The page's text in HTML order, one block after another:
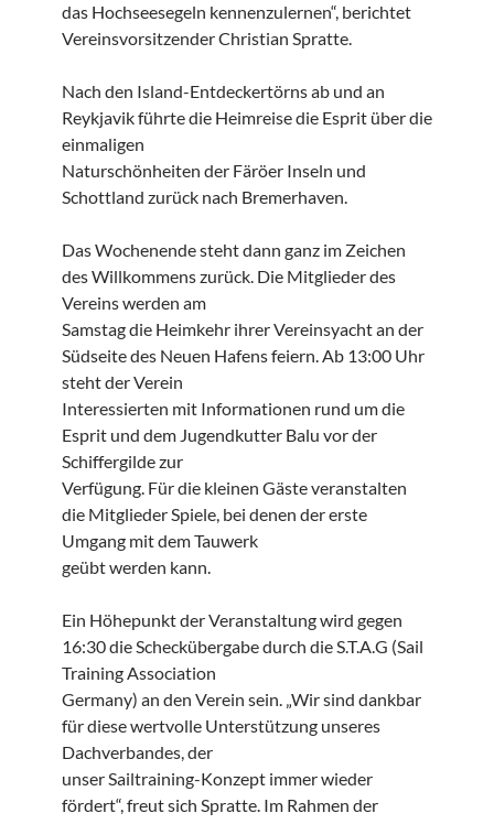
das Hochseesegeln kennenzulernen“, berichtet
Vereinsvorsitzender Christian Spratte.
Nach den Island-Entdeckertörns ab und an
Reykjavik führte die Heimreise die Esprit über die
einmaligen
Naturschönheiten der Färöer Inseln und
Schottland zurück nach Bremerhaven.
Das Wochenende steht dann ganz im Zeichen
des Willkommens zurück. Die Mitglieder des
Vereins werden am
Samstag die Heimkehr ihrer Vereinsyacht an der
Südseite des Neuen Hafens feiern. Ab 13:00 Uhr
steht der Verein
Interessierten mit Informationen rund um die
Esprit und dem Jugendkutter Balu vor der
Schiffergilde zur
Verfügung. Für die kleinen Gäste veranstalten
die Mitglieder Spiele, bei denen der erste
Umgang mit dem Tauwerk
geübt werden kann.
Ein Höhepunkt der Veranstaltung wird gegen
16:30 die Scheckübergabe durch die S.T.A.G (Sail
Training Association
Germany) an den Verein sein. „Wir sind dankbar
für diese wertvolle Unterstützung unseres
Dachverbandes, der
unser Sailtraining-Konzept immer wieder
fördert“, freut sich Spratte. Im Rahmen der